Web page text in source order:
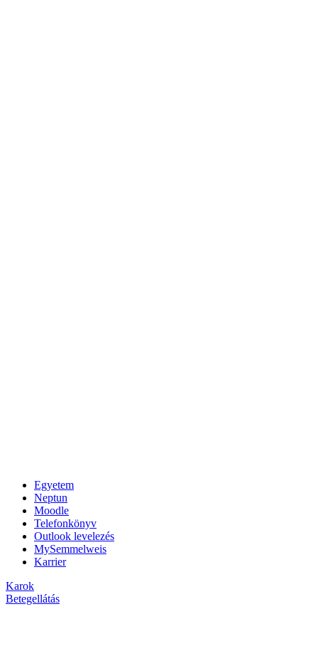
Egyetem
Neptun
Moodle
Telefonkönyv
Outlook levelezés
MySemmelweis
Karrier
Karok
Betegellátás